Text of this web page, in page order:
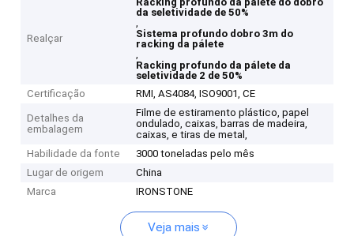
Realçar
da seletividade de 50%
,
Sistema profundo dobro 3m do
racking da pálete
,
Racking profundo da pálete da
seletividade 2 de 50%
Certificação
RMI, AS4084, ISO9001, CE
Detalhes da
embalagem
Filme de estiramento plástico, papel
ondulado, caixas, barras de madeira,
caixas, e tiras de metal,
Habilidade da fonte
3000 toneladas pelo mês
Lugar de origem
China
Marca
IRONSTONE
Veja mais